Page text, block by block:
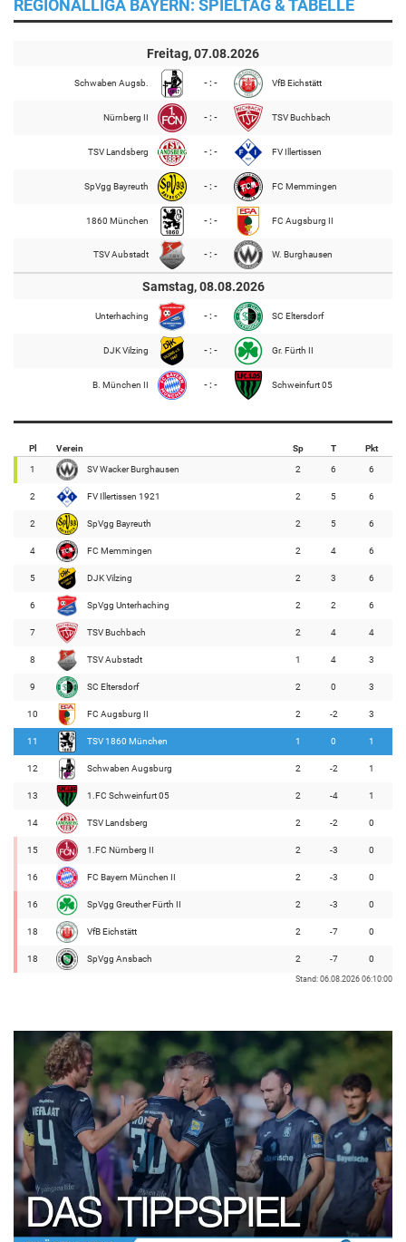
REGIONALLIGA BAYERN: SPIELTAG & TABELLE
Freitag, 07.08.2026
Schwaben Augsb. - : - VfB Eichstätt
Nürnberg II - : - TSV Buchbach
TSV Landsberg - : - FV Illertissen
SpVgg Bayreuth - : - FC Memmingen
1860 München - : - FC Augsburg II
TSV Aubstadt - : - W. Burghausen
Samstag, 08.08.2026
Unterhaching - : - SC Eltersdorf
DJK Vilzing - : - Gr. Fürth II
B. München II - : - Schweinfurt 05
Pl Verein Sp T Pkt
1 SV Wacker Burghausen 2 6 6
2 FV Illertissen 1921 2 5 6
2 SpVgg Bayreuth 2 5 6
4 FC Memmingen 2 4 6
5 DJK Vilzing 2 3 6
6 SpVgg Unterhaching 2 2 6
7 TSV Buchbach 2 4 4
8 TSV Aubstadt 1 4 3
9 SC Eltersdorf 2 0 3
10 FC Augsburg II 2 -2 3
11 TSV 1860 München 1 0 1
12 Schwaben Augsburg 2 -2 1
13 1.FC Schweinfurt 05 2 -4 1
14 TSV Landsberg 2 -2 0
15 1.FC Nürnberg II 2 -3 0
16 FC Bayern München II 2 -3 0
16 SpVgg Greuther Fürth II 2 -3 0
18 VfB Eichstätt 2 -7 0
18 SpVgg Ansbach 2 -7 0
Stand: 06.08.2026 06:10:00